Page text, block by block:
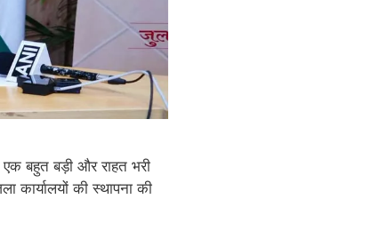
एक बहुत बड़ी और राहत भरी
की स्थापना की